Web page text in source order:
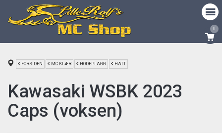
0
FORSIDEN MC KLÆR HODEPLAGG HATT
Kawasaki WSBK 2023
Caps (voksen)